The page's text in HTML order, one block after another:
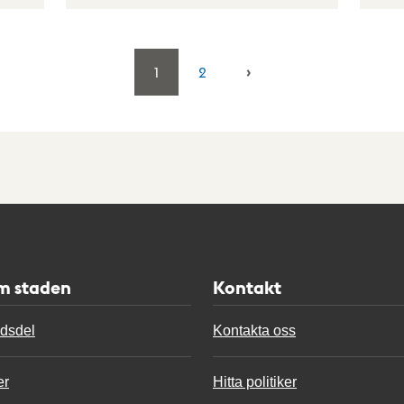
1 2
staden Kontakt
Kontakta oss
Hitta politiker